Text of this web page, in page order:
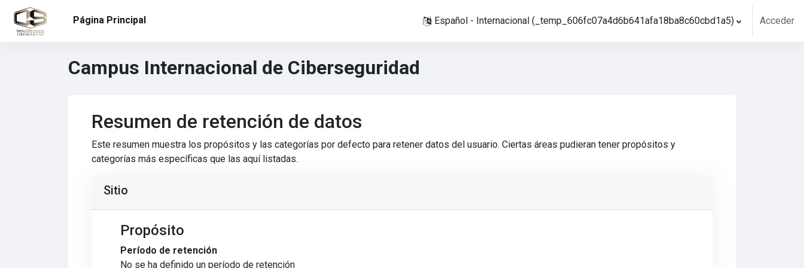
Skip to main content
Página Principal
Español - Internacional ‎(_temp_606fc07a4d6b641afa18ba8c60cbd1a5)‎ Acceder
Campus Internacional de Ciberseguridad
Resumen de retención de datos
Este resumen muestra los propósitos y las categorías por defecto para retener datos del usuario. Ciertas áreas pudieran tener propósitos y
categorías más específicas que las aquí listadas.
Sitio
Propósito
Período de retención
No se ha definido un período de retención